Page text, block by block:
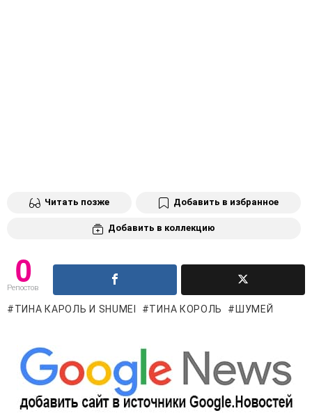
Читать позже Добавить в избранное
Добавить в коллекцию
0
Репостов
ТИНА КАРОЛЬ И SHUMEI ТИНА КОРОЛЬ ШУМЕЙ